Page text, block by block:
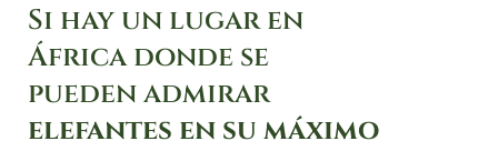
Si hay un lugar en
África donde se
pueden admirar
elefantes en su máximo